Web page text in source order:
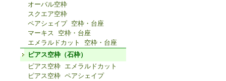
オーバル空枠
スクエア空枠
ペアシェイプ 空枠・台座
マーキス 空枠・台座
エメラルドカット 空枠・台座
ピアス空枠（石枠）
ピアス空枠 エメラルドカット
ピアス空枠 ペアシェイプ